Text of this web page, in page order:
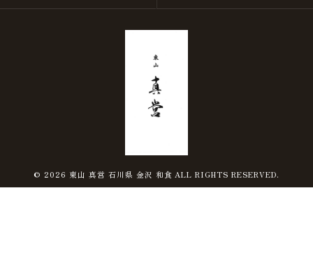
© 2026 東山 真営 石川県 金沢 和食 ALL RIGHTS RESERVED.